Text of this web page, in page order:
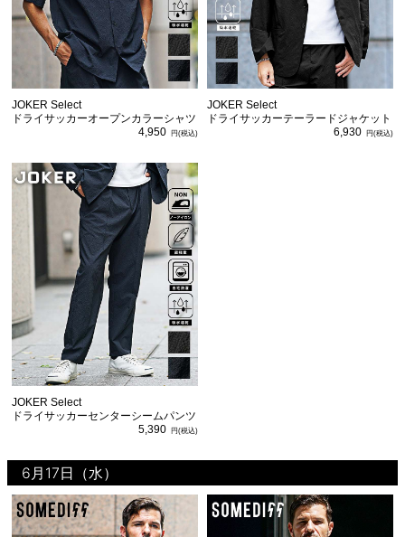
JOKER Select
ドライサッカーオープンカラーシャツ
4,950
JOKER Select
ドライサッカーテーラードジャケット
6,930
JOKER Select
ドライサッカーセンターシームパンツ
5,390
6月17日（水）